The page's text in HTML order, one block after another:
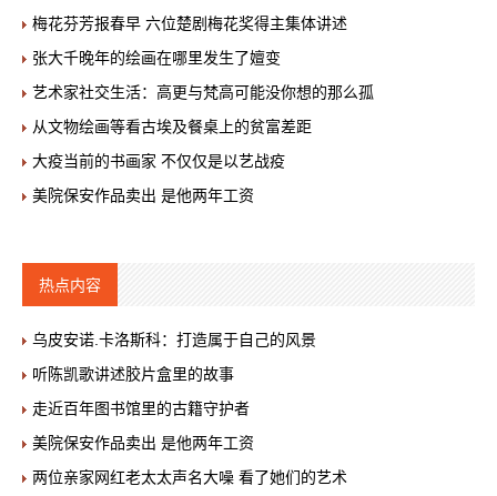
梅花芬芳报春早 六位楚剧梅花奖得主集体讲述
张大千晚年的绘画在哪里发生了嬗变
艺术家社交生活：高更与梵高可能没你想的那么孤
从文物绘画等看古埃及餐桌上的贫富差距
大疫当前的书画家 不仅仅是以艺战疫
美院保安作品卖出 是他两年工资
热点内容
乌皮安诺.卡洛斯科：打造属于自己的风景
听陈凯歌讲述胶片盒里的故事
走近百年图书馆里的古籍守护者
美院保安作品卖出 是他两年工资
两位亲家网红老太太声名大噪 看了她们的艺术